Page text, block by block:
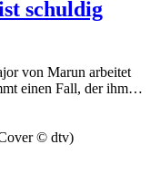
schuldig
von Marun arbeitet
einen Fall, der ihm…